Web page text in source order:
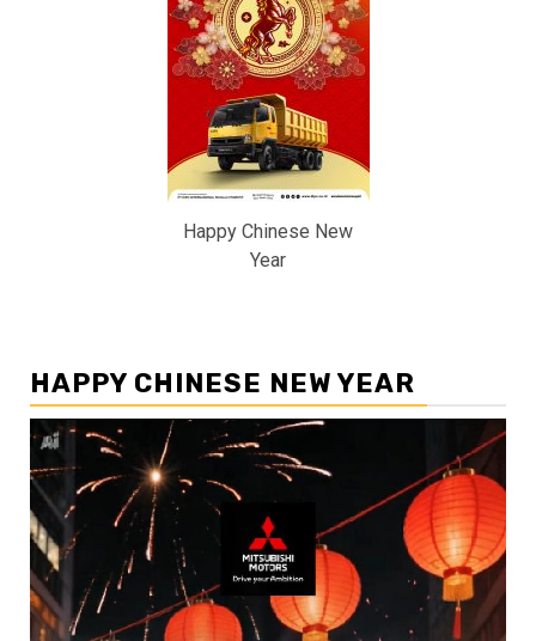
Happy Chinese New
Year
HAPPY CHINESE NEW YEAR
Pemutar